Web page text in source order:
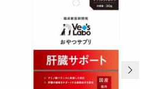
次